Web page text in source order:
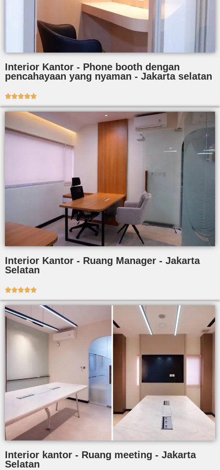
Interior Kantor - Phone booth dengan
pencahayaan yang nyaman - Jakarta selatan

Interior Kantor - Ruang Manager - Jakarta
Selatan

Interior kantor - Ruang meeting - Jakarta
Selatan